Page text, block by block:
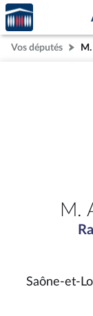
Aller au contenu
Aller en bas de la
Accèder
à la
page
d'accueil
Vos députés
M.
Saône-et-